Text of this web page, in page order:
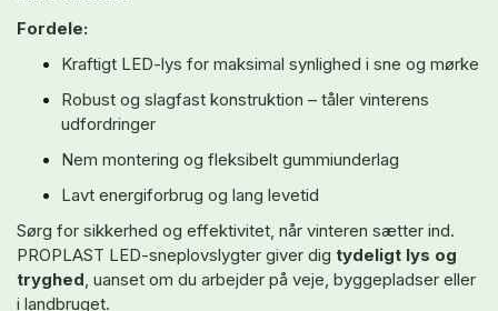
Fordele:
Kraftigt LED-lys for maksimal synlighed i sne og mørke
Robust og slagfast konstruktion – tåler vinterens
udfordringer
Nem montering og fleksibelt gummiunderlag
Lavt energiforbrug og lang levetid
Sørg for sikkerhed og effektivitet, når vinteren sætter ind.
PROPLAST LED-sneplovslygter giver dig tydeligt lys og
tryghed, uanset om du arbejder på veje, byggepladser eller
i landbruget.